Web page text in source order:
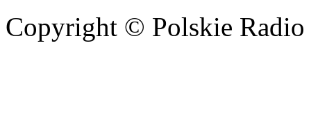
Copyright © Polskie